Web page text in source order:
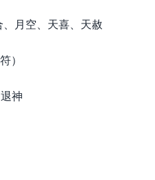
月空、天喜、天赦
）
神